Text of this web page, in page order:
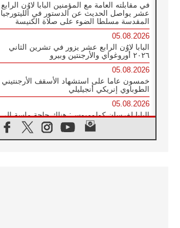
في مقابلته العامة مع المؤمنين البابا لاوُن الرابع
عشر يواصل الحديث عن الدستور في الليتورجيا
المقدسة مسلطا الضوء على صلاة الكنيسة
05.08.2026
البابا لاوُن الرابع عشر يزور في تشرين الثاني
٢٠٢٦ أوروغواي والأرجنتين وبيرو
05.08.2026
خمسون عاما على استشهاد الأسقف الأرجنتيني
الطوباوي إنريكي أنجيليلي
05.08.2026
البابا لفرسان كولومبوس: هناك حاجة ماسة إلى
أنبياء تناغم يسعون إلى بناء الجسور
04.08.2026